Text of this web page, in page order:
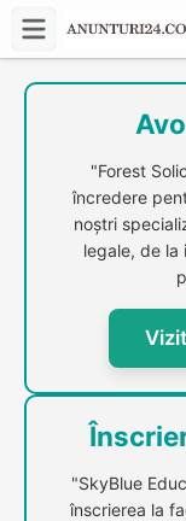
"Forest
încredere
noștri
legale, de la
"SkyBlue
înscrierea la